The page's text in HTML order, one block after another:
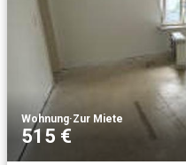
Wohnung·Zur Miete
515 €